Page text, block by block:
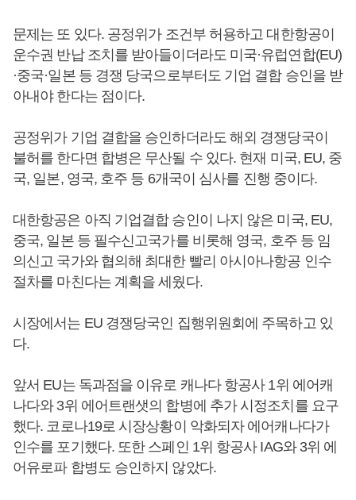
문제는 또 있다. 공정위가 조건부 허용하고 대한항공이
운수권 반납 조치를 받아들이더라도 미국·유럽연합(EU)
·중국·일본 등 경쟁 당국으로부터도 기업 결합 승인을 받
아내야 한다는 점이다.
공정위가 기업 결합을 승인하더라도 해외 경쟁당국이
불허를 한다면 합병은 무산될 수 있다. 현재 미국, EU, 중
국, 일본, 영국, 호주 등 6개국이 심사를 진행 중이다.
대한항공은 아직 기업결합 승인이 나지 않은 미국, EU,
중국, 일본 등 필수신고국가를 비롯해 영국, 호주 등 임
의신고 국가와 협의해 최대한 빨리 아시아나항공 인수
절차를 마친다는 계획을 세웠다.
시장에서는 EU 경쟁당국인 집행위원회에 주목하고 있
다.
앞서 EU는 독과점을 이유로 캐나다 항공사 1위 에어캐
나다와 3위 에어트랜샛의 합병에 추가 시정조치를 요구
했다. 코로나19로 시장상황이 악화되자 에어캐나다가
인수를 포기했다. 또한 스페인 1위 항공사 IAG와 3위 에
어유로파 합병도 승인하지 않았다.